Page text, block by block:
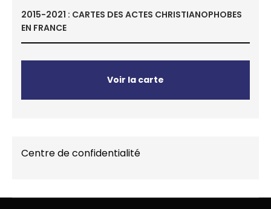
2015-2021 : CARTES DES ACTES CHRISTIANOPHOBES
EN FRANCE
Voir la carte
Centre de confidentialité